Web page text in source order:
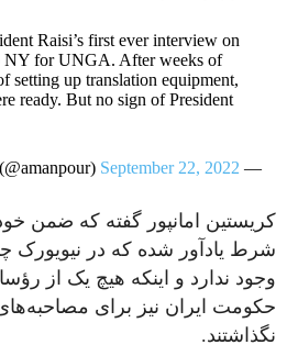
Raisi’s first ever interview on
NY for UNGA. After weeks of
setting up translation equipment,
ready. But no sign of President
— Christiane Amanpour (@amanpour)
September 22, 2022
کریستین امانپور گفته که ضمن
شرط یادآور شده که در نیویورک
وجود ندارد و اینکه هیچ یک از
حکومت ایران نیز برای
نگذاشتند.